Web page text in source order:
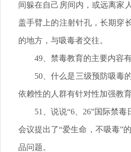
间躲在自己房间内，或远离
盖手臂上的注射针孔，长期穿
的地方，与吸毒者交往。
49、禁毒教育的主要内容
50、什么是三级预防吸毒
依赖性的人群有针对性加强教
51、说说“6、26”国际禁
会议提出了“爱生命，不吸毒”
品问题。